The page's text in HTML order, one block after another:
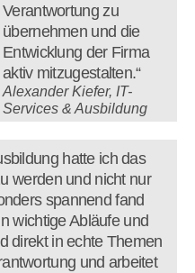
Verantwortung zu
übernehmen und die
Entwicklung der Firma
aktiv mitzugestalten.“
Alexander Kiefer, IT-
Services & Ausbildung
hatte ich das
werden und nicht nur
spannend fand
wichtige Abläufe und
direkt in echte Themen
und arbeitet